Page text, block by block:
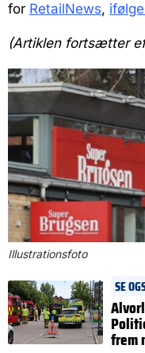
for RetailNews,
(Artiklen fortsætter
Illustrationsfoto
SE
frem